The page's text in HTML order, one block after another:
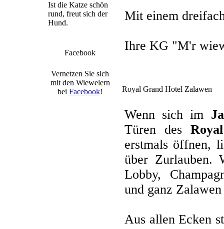
Ist die Katze schön
rund, freut sich der
Hund.
Facebook
Vernetzen Sie sich
mit den Wiewelern
bei Facebook!
Mit einem
Ihre KG "M'r
Royal Grand Hotel Zalawen
Wenn sich im
Türen des
erstmals öffnen,
über Zurlauben.
Lobby,
und ganz
Aus allen Ecken